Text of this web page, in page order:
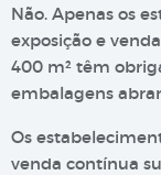
Não. Apenas os
exposição e
400 m² têm
embalagens
Os
venda contínua